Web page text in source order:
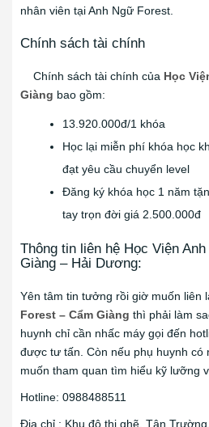
nhân viên tại Anh Ngữ Forest.
Chính sách tài chính
Chính sách tài chính của Học
Giàng bao gồm:
13.920.000đ/1 khóa
Học lại miễn phí khóa học
đạt yêu cầu chuyển level
Đăng ký khóa học 1 năm
tay trọn đời giá 2.500.000đ
Thông tin liên hệ Học Viện
Giàng – Hải Dương:
Yên tâm tin tưởng rồi giờ muốn liên
Forest – Cẩm Giàng thì phải làm
huynh chỉ cần nhấc máy gọi đến
được tư tấn. Còn nếu phụ huynh có
muốn tham quan tìm hiểu kỹ lưỡng
Hotline: 0988488511
Địa chỉ : Khu đô thị ghẽ, Tân